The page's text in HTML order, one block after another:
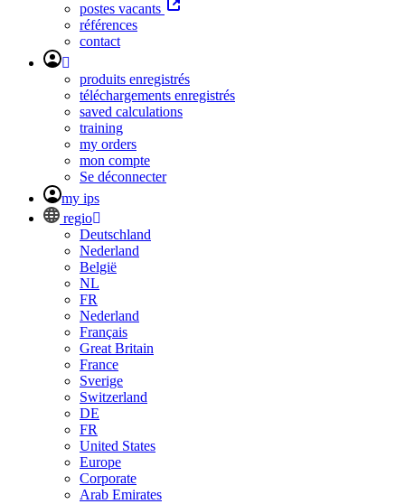
postes vacants
références
contact
produits enregistrés
téléchargements enregistrés
saved calculations
training
my orders
mon compte
Se déconnecter
my ips
regio
Deutschland
Nederland
België
NL
FR
Nederland
Français
Great Britain
France
Sverige
Switzerland
DE
FR
United States
Europe
Corporate
Arab Emirates